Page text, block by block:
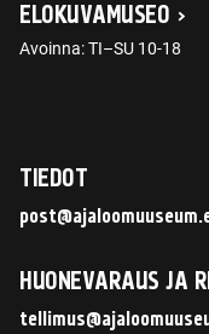
ELOKUVAMUSEO
Avoinna: TI–SU 10-18
TIEDOT
HUONEVARAUS JA